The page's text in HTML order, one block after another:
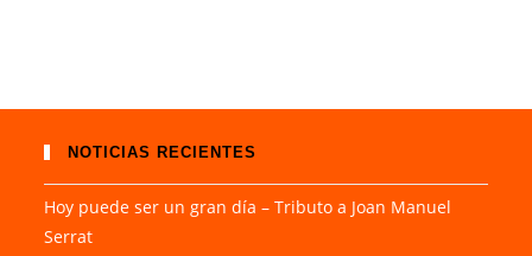
NOTICIAS RECIENTES
Hoy puede ser un gran día – Tributo a Joan Manuel
Serrat